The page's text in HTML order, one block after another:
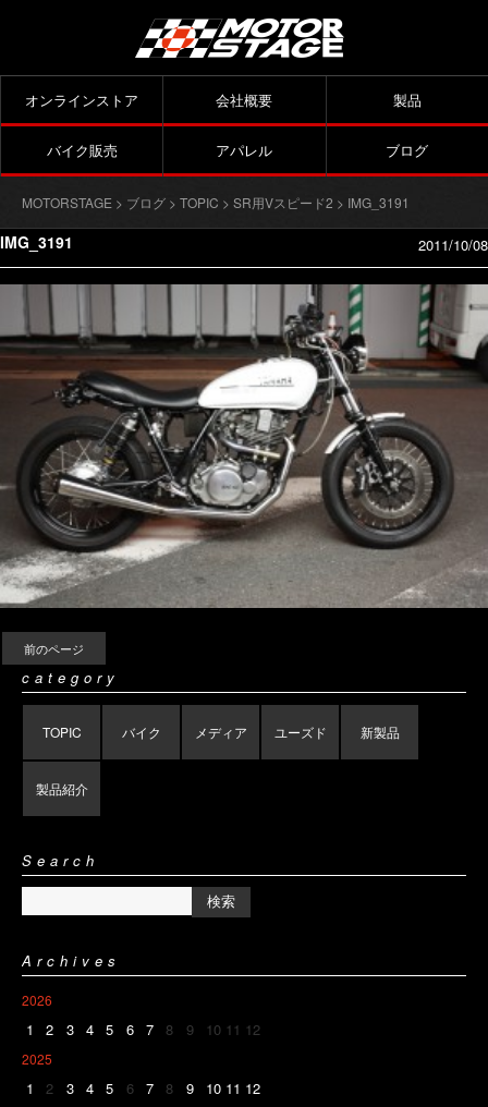
オンラインストア 会社概要 製品
バイク販売 アパレル ブログ
MOTORSTAGE > ブログ > TOPIC > SR用Vスピード2 > IMG_3191
IMG_3191 2011/10/08
前のページ
category
TOPIC バイク メディア ユーズド 新製品
製品紹介
Search
Archives
2026
1 2 3 4 5 6 7 8 9 10 11 12
2025
1 2 3 4 5 6 7 8 9 10 11 12